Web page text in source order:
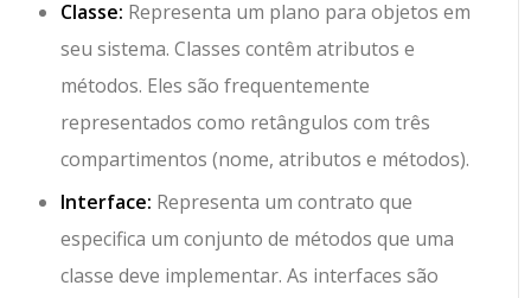
Classe: Representa um plano para objetos em
seu sistema. Classes contêm atributos e
métodos. Eles são frequentemente
representados como retângulos com três
compartimentos (nome, atributos e métodos).
Interface: Representa um contrato que
especifica um conjunto de métodos que uma
classe deve implementar. As interfaces são